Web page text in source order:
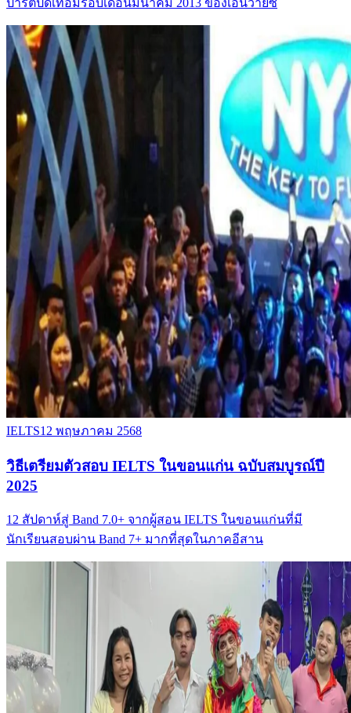
IELTS12 พฤษภาคม 2568
วิธีเตรียมตัวสอบ IELTS ในขอนแก่น ฉบับสมบูรณ์ปี
2025
12 สัปดาห์สู่ Band 7.0+ จากผู้สอน IELTS ในขอนแก่นที่มี
นักเรียนสอบผ่าน Band 7+ มากที่สุดในภาคอีสาน